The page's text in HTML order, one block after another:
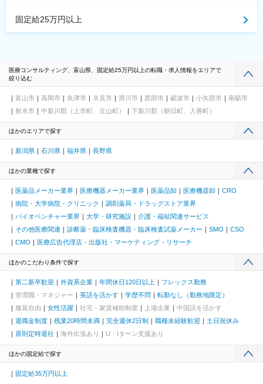
固定給25万円以上
医療コンサルティング、富山県、固定給25万円以上の転職・求人情報をエリアで
絞り込む
富山市 高岡市 魚津市 氷見市 滑川市 黒部市 砺波市 小矢部市
南砺市
射水市
中新川郡（上市町、立山町） 下新川郡（朝日町、入善町）
ほかのエリアで探す
新潟県 石川県 福井県 長野県
ほかの業種で探す
医薬品メーカー業界 医療機器メーカー業界 医薬品卸 医療機器卸
CRO
病院・大学病院・クリニック
調剤薬局・ドラッグストア業界
バイオベンチャー業界
大学・研究施設
介護・福祉関連サービス
その他医療関連
診断薬・臨床検査機器・臨床検査試薬メーカー SMO
CSO
CMO
医療広告代理店・出版社・マーケティング・リサーチ
ほかのこだわり条件で探す
第二新卒歓迎 外資系企業 年間休日120日以上
フレックス勤務
管理職・マネジャー
英語を活かす 学歴不問
転勤なし（勤務地限定）
服装自由
女性活躍 社宅・家賃補助制度 上場企業
中国語を活かす
退職金制度
残業20時間未満 完全週休2日制 職種未経験歓迎
土日祝休み
原則定時退社
海外出張あり U・Iターン支援あり
ほかの固定給で探す
固定給35万円以上